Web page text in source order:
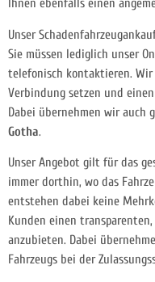
Ihnen ebenfalls einen
Unser
Sie müssen lediglich unser
telefonisch kontaktieren.
Verbindung setzen und
Dabei übernehmen wir auch
Gotha.
Unser Angebot gilt für das
immer dorthin, wo das
entstehen dabei keine
Kunden einen
anzubieten. Dabei
Fahrzeugs bei der